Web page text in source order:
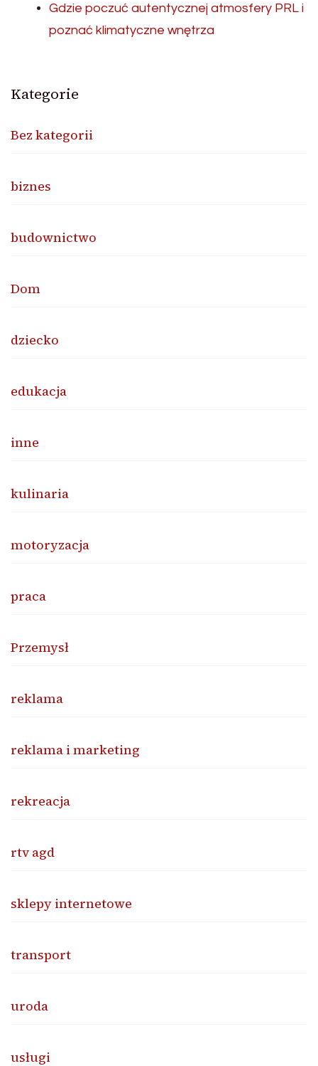
Gdzie poczuć autentycznej atmosfery PRL i
poznać klimatyczne wnętrza
Kategorie
Bez kategorii
biznes
budownictwo
Dom
dziecko
edukacja
inne
kulinaria
motoryzacja
praca
Przemysł
reklama
reklama i marketing
rekreacja
rtv agd
sklepy internetowe
transport
uroda
usługi